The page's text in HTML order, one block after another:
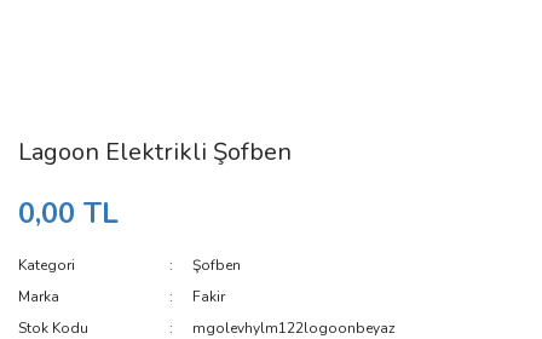
Lagoon Elektrikli Şofben
0,00 TL
Kategori
Şofben
Marka
Fakir
Stok Kodu
mgolevhylm122logoonbeyaz